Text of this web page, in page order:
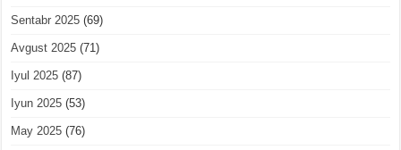
Sentabr 2025 (69)
Avgust 2025 (71)
Iyul 2025 (87)
Iyun 2025 (53)
May 2025 (76)